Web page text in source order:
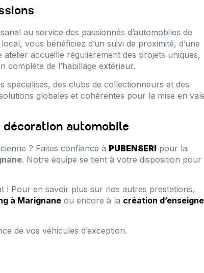
au service des passionnés d’automobiles de
vous bénéficiez d’un suivi de proximité, d’une
accueille régulièrement des projets uniques,
complète de l’habillage extérieur.
des clubs de collectionneurs et des
globales et cohérentes pour la mise en
automobile
? Faites confiance à PUBENSERI pour la
. Notre équipe se tient à votre disposition pour
! Pour en savoir plus sur nos autres prestations,
à Marignane ou encore à la création
de vos véhicules d’exception.